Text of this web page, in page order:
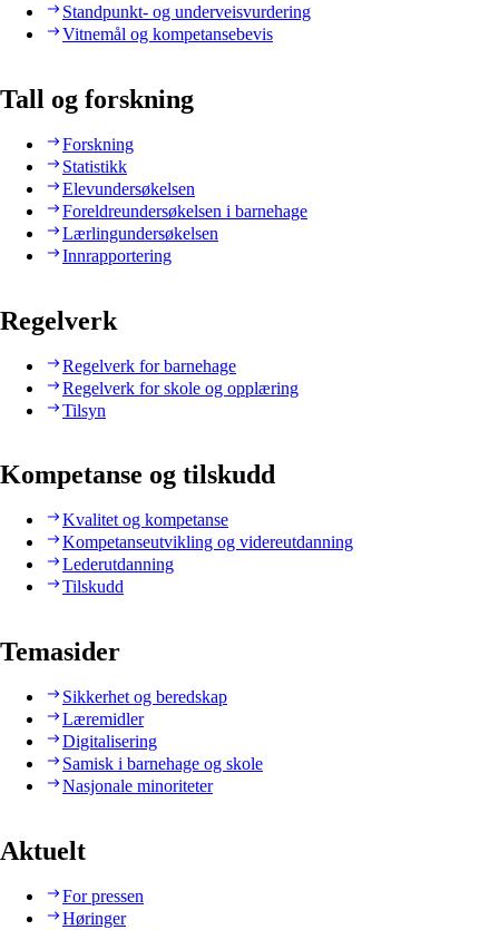
Standpunkt- og underveisvurdering
Vitnemål og kompetansebevis
Tall og forskning
Forskning
Statistikk
Elevundersøkelsen
Foreldreundersøkelsen i barnehage
Lærlingundersøkelsen
Innrapportering
Regelverk
Regelverk for barnehage
Regelverk for skole og opplæring
Tilsyn
Kompetanse og tilskudd
Kvalitet og kompetanse
Kompetanseutvikling og videreutdanning
Lederutdanning
Tilskudd
Temasider
Sikkerhet og beredskap
Læremidler
Digitalisering
Samisk i barnehage og skole
Nasjonale minoriteter
Aktuelt
For pressen
Høringer